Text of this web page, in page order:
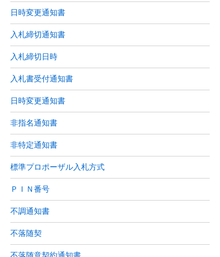
日時変更通知書
入札締切通知書
入札締切日時
入札書受付通知書
日時変更通知書
非指名通知書
非特定通知書
標準プロポーザル入札方式
ＰＩＮ番号
不調通知書
不落随契
不落随意契約通知書